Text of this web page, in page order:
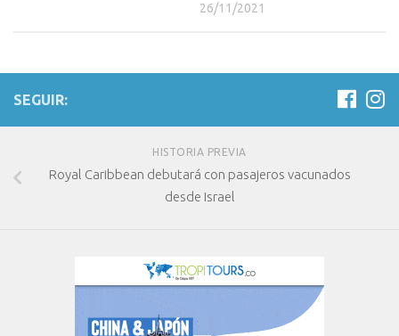
26/11/2021
SEGUIR:
HISTORIA PREVIA
Royal Caribbean debutará con pasajeros vacunados
desde Israel